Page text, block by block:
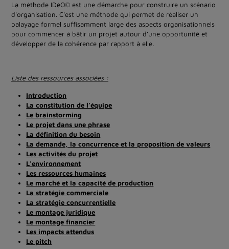
La méthode IDéO© est une démarche pour construire un scénario
d'organisation. C'est une méthode qui permet de réaliser un
balayage formel suffisamment large des aspects organisationnels
pour commencer à bâtir un projet autour d’une opportunité et
développer de la cohérence par rapport à elle.
Liste des ressources associées :
Introduction
La constitution de l’équipe
Le brainstorming
Le projet dans une phrase
La définition du besoin
La demande, la concurrence et la proposition de valeurs
Les activités du projet
L'environnement
Les ressources humaines
Le marché et la capacité de production
La stratégie commerciale
La stratégie concurrentielle
Le montage juridique
Le montage financier
Les impacts attendus
Le pitch